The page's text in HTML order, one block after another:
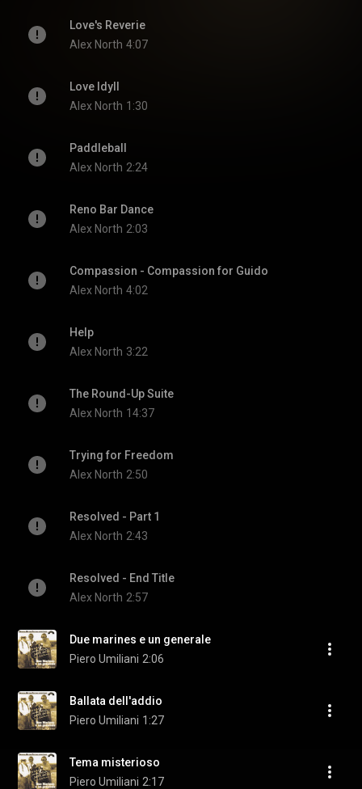
Love's Reverie
Alex North 4:07
Love Idyll
Alex North 1:30
Paddleball
Alex North 2:24
Reno Bar Dance
Alex North 2:03
Compassion - Compassion for Guido
Alex North 4:02
Help
Alex North 3:22
The Round-Up Suite
Alex North 14:37
Trying for Freedom
Alex North 2:50
Resolved - Part 1
Alex North 2:43
Resolved - End Title
Alex North 2:57
Due marines e un generale
Piero Umiliani 2:06
Ballata dell'addio
Piero Umiliani 1:27
Tema misterioso
Piero Umiliani 2:17